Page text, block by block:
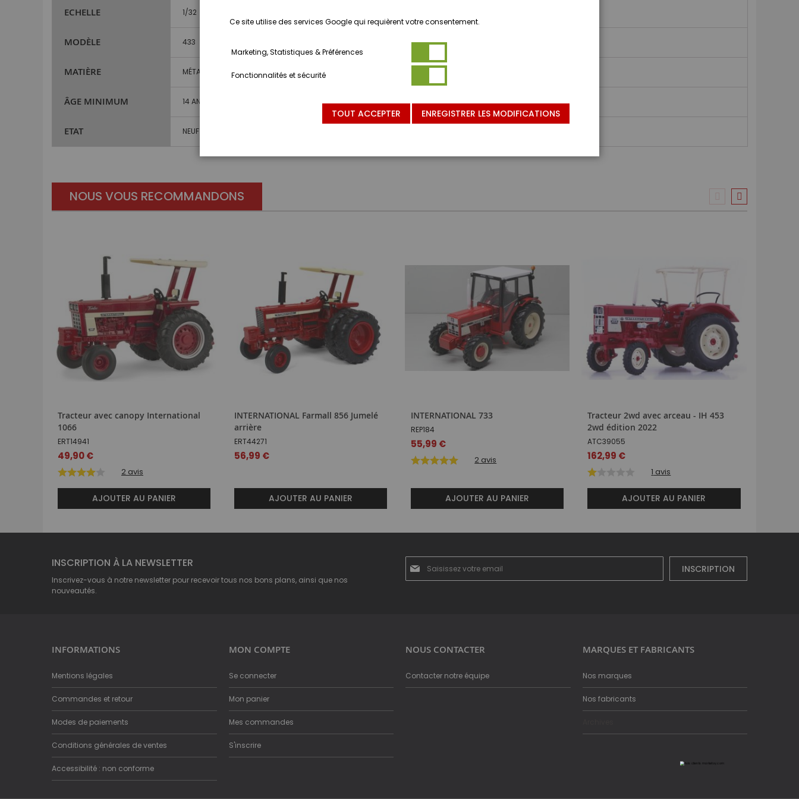
ECHELLE 1/32
MODÈLE 433
MATIÈRE MÉTAL ET PLASTIQUE
ÂGE MINIMUM 14 ANS ET PLUS
ETAT NEUF
NOUS VOUS RECOMMANDONS
Tracteur avec canopy International
1066
ERT14941
49,90 €
2 avis
AJOUTER AU PANIER
INTERNATIONAL Farmall 856 Jumelé
arrière
ERT44271
56,99 €
AJOUTER AU PANIER
INTERNATIONAL 733
REP184
55,99 €
2 avis
AJOUTER AU PANIER
Tracteur 2wd avec arceau - IH 453
2wd édition 2022
ATC39055
162,99 €
1 avis
AJOUTER AU PANIER
INSCRIPTION À LA NEWSLETTER
Inscrivez-vous à notre newsletter pour recevoir tous nos bons plans, ainsi que nos
nouveautés.
notre
INSCRIPTION
INFORMATIONS
Mentions légales
Commandes et retour
Modes de paiements
Conditions générales de ventes
Accessibilité : non conforme
MON COMPTE
Se connecter
Mon panier
Mes commandes
S'inscrire
NOUS CONTACTER
Contacter notre équipe
MARQUES ET FABRICANTS
Nos marques
Nos fabricants
Ce site utilise des services Google qui requièrent votre consentement.
Marketing, Statistiques & Préférences
Fonctionnalités et sécurité
TOUT ACCEPTER ENREGISTRER LES MODIFICATIONS